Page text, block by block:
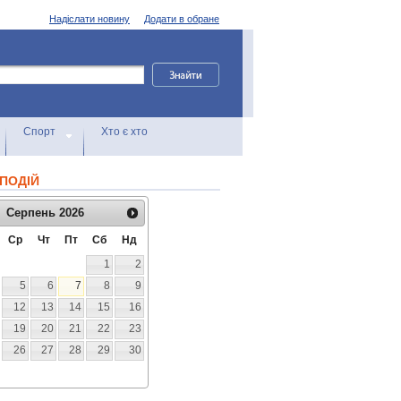
Додати в обране
Надіслати новину
Спорт Хто є хто
Серпень 2026
Ср Чт Пт Сб
Нд
1
2
5 6 7 8
9
12 13 14 15
16
19 20 21 22
23
26 27 28 29
30